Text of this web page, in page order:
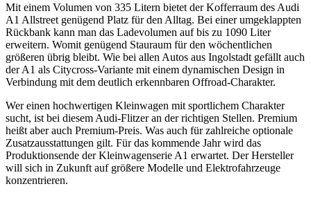
Mit einem Volumen von 335 Litern bietet der Kofferraum des Audi
A1 Allstreet genügend Platz für den Alltag. Bei einer umgeklappten
Rückbank kann man das Ladevolumen auf bis zu 1090 Liter
erweitern. Womit genügend Stauraum für den wöchentlichen
größeren übrig bleibt. Wie bei allen Autos aus Ingolstadt gefällt auch
der A1 als Citycross-Variante mit einem dynamischen Design in
Verbindung mit dem deutlich erkennbaren Offroad-Charakter.
Wer einen hochwertigen Kleinwagen mit sportlichem Charakter
sucht, ist bei diesem Audi-Flitzer an der richtigen Stellen. Premium
heißt aber auch Premium-Preis. Was auch für zahlreiche optionale
Zusatzausstattungen gilt. Für das kommende Jahr wird das
Produktionsende der Kleinwagenserie A1 erwartet. Der Hersteller
will sich in Zukunft auf größere Modelle und Elektrofahrzeuge
konzentrieren.